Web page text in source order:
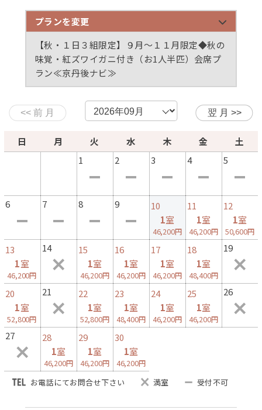
プランを変更
【１日３組限定】夏の味覚・丹後産ぷりぷり「岩牡
蠣」と「ミニステーキ」付◆海水浴場まで車で5
分！≪京丹後ナビ≫
【１日３組限定】丹後の海鮮・魚介会席プラン◆京
都最古の掛け流し「木津温泉」を満喫！≪京丹後ナ
ビ≫
【１日３組限定】丹後の海鮮料理と和牛ステーキプ
ラン◆京都最古の掛け流し「木津温泉」を満喫！≪
京丹後ナビ≫
【１日３組限定】和牛ヒレステーキとアワビと丹後
の海鮮料理◆京都最古の掛け流し「木津温泉」を満
喫！≪京丹後ナビ≫
【１日３組限定】丹後の海鮮・量控えめ少量会席プ
ラン◆京都最古の掛け流し「木津温泉」を満喫！≪
京丹後ナビ≫
【秋・１日３組限定】９月～１１月限定◆秋の
味覚・紅ズワイガニ付き（お1人半匹）会席プ
ラン≪京丹後ナビ≫
使用◆カニ天ぷら＋カニ味噌豆腐付きズワイガニフ
ルコース≪京丹後ナビ≫
＆ズワイガニ＜1人1.5杯使用＞◆ズワイガニコース
≪京丹後ナビ≫
ニ＜1人1杯使用＞を味わう◆掛け流し「木津温泉」
を満喫≪京丹後ナビ≫
1人1杯使用＞食べきりプラン◆掛け流し「木津温
泉」を満喫≪京丹後ナビ≫
ぶりフルコース◆京都最古の掛け流し「木津温泉」
を満喫！≪京丹後ナビ≫
日
月 火 水 木 金
土
1
2 3 4 5
6 7 8 9
10
1室
46,200円
11
1室
46,200円
12
1室
50,600円
13
1室
46,200円
14
15
1室
46,200円
16
1室
46,200円
17
1室
46,200円
18
1室
48,400円
19
20
1室
52,800円
21
22
1室
52,800円
23
1室
48,400円
24
1室
46,200円
25
1室
46,200円
26
27
28
1室
46,200円
29
1室
46,200円
30
1室
46,200円
お電話にてお問合せ下さい
満室 受付不可